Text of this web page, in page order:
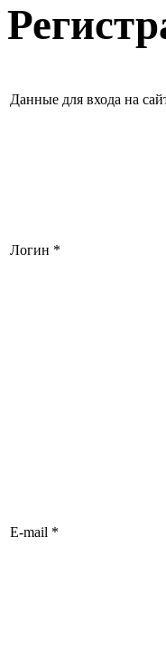
Данные для входа на
Логин *
E-mail *